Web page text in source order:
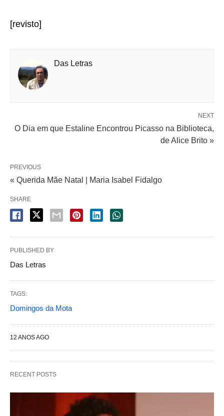
[revisto]
Das Letras
NEXT
O Dia em que Estaline Encontrou Picasso na Biblioteca,
de Alice Brito »
PREVIOUS
« Querida Mãe Natal | Maria Isabel Fidalgo
SHARE
PUBLISHED BY
Das Letras
TAGS:
Domingos da Mota
12 ANOS AGO
RECENT POSTS